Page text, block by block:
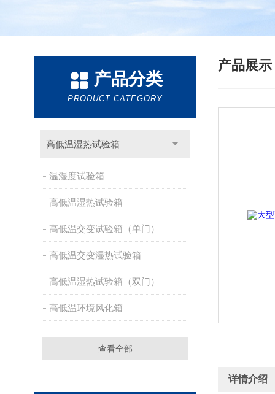
产品分类
PRODUCT CATEGORY
高低温湿热试验箱
温湿度试验箱
高低温湿热试验箱
高低温交变试验箱（单门）
高低温交变湿热试验箱
高低温湿热试验箱（双门）
高低温环境风化箱
查看全部
产品展示
详情介绍